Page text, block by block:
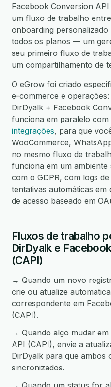
Facebook Conversion
um fluxo de trabalho
onboarding
todos os planos — um
seu primeiro fluxo de
um compartilhamento de
O eGrow foi criado
e-commerce e
DirDyalk + Facebook
funciona em paralelo com
integrações, para que
WooCommerce,
no mesmo fluxo de
funciona em um
com o GDPR, com logs
tentativas automáticas
de acesso baseado em
Fluxos de trabalho
DirDyalk e
(CAPI)
→ Quando um novo
crie ou atualize
correspondente em
(CAPI).
→ Quando algo mudar
API (CAPI), envie a
DirDyalk para que ambos
sincronizados.
→ Quando um status for